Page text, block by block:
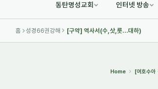
동탄명성교회 인터넷 방송
홈 성경66권강해 [구약] 역사서(수,삿,룻...대하)
Home [여호수
Sketchbook5, 스케치
Sketchbook5, 스케치